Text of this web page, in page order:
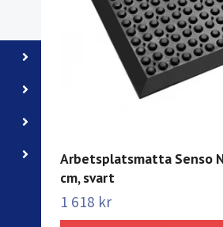
Arbetsplatsmatta Senso
cm, svart
1 618 kr